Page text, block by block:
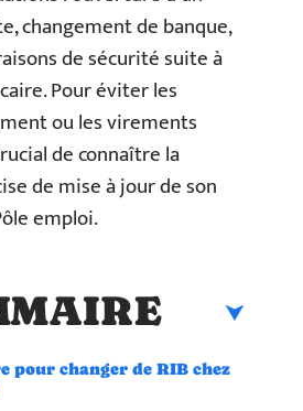
changement de banque,
de sécurité suite à
Pour éviter les
ou les virements
de connaître la
de mise à jour de son
emploi.
pour changer de RIB chez